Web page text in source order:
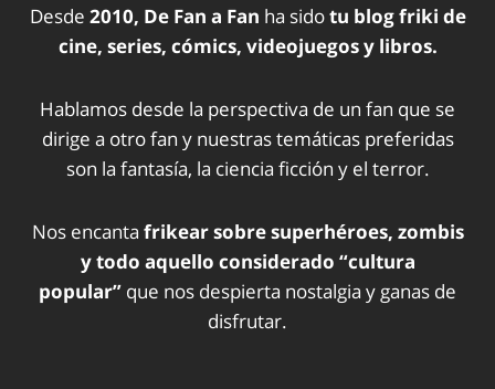
Desde 2010, De Fan a Fan ha sidotu blog friki de
cine, series, cómics, videojuegos y libros.
Hablamos desde la perspectiva de un fan que se
dirige a otro fan y nuestras temáticas preferidas
son la fantasía, la ciencia ficción y el terror.
Nos encanta frikear sobre superhéroes, zombis
y todo aquello considerado “cultura
popular” que nos despierta nostalgia y ganas de
disfrutar.